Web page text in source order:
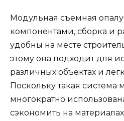
Модульная съемная
компонентами, сборка и
удобны на месте
этому она подходит для
различных объектах и
Поскольку такая система
многократно
сэкономить на